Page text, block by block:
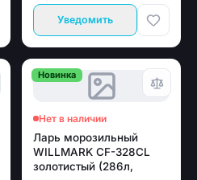
Уведомить
Новинка
Нет в наличии
Ларь морозильный
WILLMARK CF-328CL
золотистый (286л,